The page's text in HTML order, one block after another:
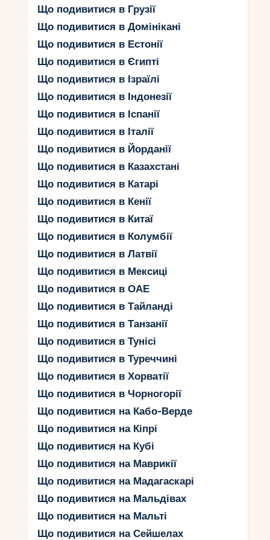
мальовничі пляжі на узбережжі Маранг та
Нячанг, де можна насолодитися теплими
сонячними променями та кришталево чистою
водою. Крім того, фантастичні карстові формації
у захоплюючій затоці Халонг здивують своєю
надзвичайною красою та розмаїттям.
Ви також не можете пропустити відвідання
стародавнього міста Хойан, де ви зможете
спостерігати архітектурну велич і культурне
багатство цього мальовничого місця. Для
любителів пригодницького туризму прекрасним
вибором будуть подорожі до національного
парку Фансипан, де вас очарують величезні
гори та живописні треки.
Окрім того, у В'єтнамі є безліч унікальних
екосистем, таких як дельта Меконгу і заповідник
Каттекат, які пропонують незабутню зустріч з
природою. Завдяки своїй неперевершеності та
багатству природних та культурних пам'яток,
В'єтнам стає одним з найпопулярніших
напрямків для подорожей.
Культурна спадщина
В'єтнаму, що захоплює
дух
В'єтнам славиться своєю багатошаровою
культурною спадщиною, що несе в собі
незабутні емоції і захоплює дух. Кожен куточок
релігійними обрядами та неповторною
архітектурою.
У В'єтнамі можна знайти безліч храмів, палаців і
фортець, які свідчать про багатий минулий цієї
держави. Один із найвизначніших символів
В'єтнаму - храм Погода Сунг Хунг в місті Ханой.
Що подивитися в Грузії
Що подивитися в Домінікані
Що подивитися в Естонії
Що подивитися в Єгипті
Що подивитися в Ізраїлі
Що подивитися в Індонезії
Що подивитися в Іспанії
Що подивитися в Італії
Що подивитися в Йорданії
Що подивитися в Казахстані
Що подивитися в Катарі
Що подивитися в Кенії
Що подивитися в Китаї
Що подивитися в Колумбії
Що подивитися в Латвії
Що подивитися в Мексиці
Що подивитися в ОАЕ
Що подивитися в Тайланді
Що подивитися в Танзанії
Що подивитися в Тунісі
Що подивитися в Туреччині
Що подивитися в Хорватії
Що подивитися в Чорногорії
Що подивитися на Кабо-Верде
Що подивитися на Кіпрі
Що подивитися на Кубі
Що подивитися на Маврикії
Що подивитися на Мадагаскарі
Що подивитися на Мальдівах
Що подивитися на Мальті
Що подивитися на Сейшелах